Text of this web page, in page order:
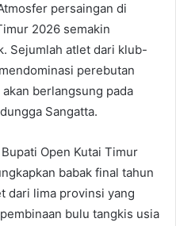
persaingan di
2026 semakin
Sejumlah atlet dari klub-
perebutan
berlangsung pada
Sangatta.
Open Kutai Timur
babak final tahun
dari lima provinsi yang
bulu tangkis usia